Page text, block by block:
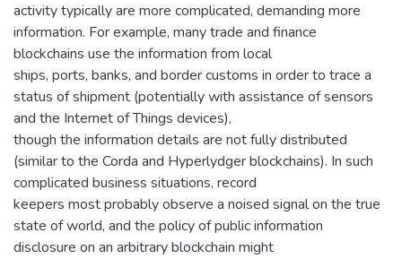
activity typically are more complicated, demanding more
information. For example, many trade and finance
blockchains use the information from local
ships, ports, banks, and border customs in order to trace a
status of shipment (potentially with assistance of sensors
and the Internet of Things devices),
though the information details are not fully distributed
(similar to the Corda and Hyperlydger blockchains). In such
complicated business situations, record
keepers most probably observe a noised signal on the true
state of world, and the policy of public information
disclosure on an arbitrary blockchain might